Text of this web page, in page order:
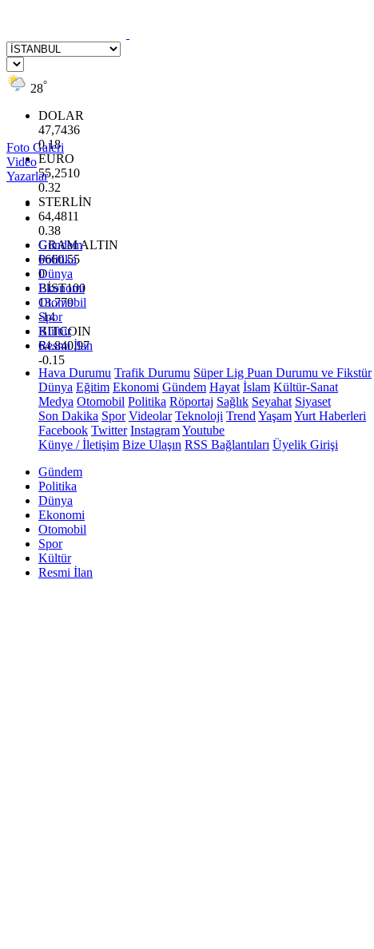
28°
DOLAR
47,7436
0.18
EURO
55,2510
0.32
STERLİN
64,4811
0.38
GRAM ALTIN
6660.55
0
BİST100
13.779
-14
BITCOIN
64.840,97
-0.15
Foto Galeri
Video
Yazarlar
Gündem
Politika
Dünya
Ekonomi
Otomobil
Spor
Kültür
Resmi İlan
Hava Durumu Trafik Durumu Süper Lig Puan Durumu ve Fikstür
Dünya Eğitim Ekonomi Gündem Hayat İslam Kültür-Sanat
Medya Otomobil Politika Röportaj Sağlık Seyahat Siyaset
Son Dakika Spor Videolar Teknoloji Trend YaşamYurt Haberleri
Facebook Twitter InstagramYoutube
Künye / İletişim Bize Ulaşın RSS Bağlantıları Üyelik Girişi
Gündem
Politika
Dünya
Ekonomi
Otomobil
Spor
Kültür
Resmi İlan